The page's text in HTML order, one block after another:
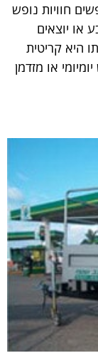
חוויות נופש
או יוצאים
היא קריטית
או מזדמן